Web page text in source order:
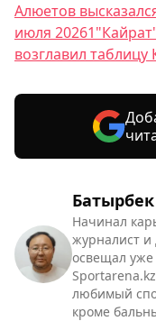
Начинал
журналист и
освещал
любимый
кроме
Алюетов
июля 20261
возглавил таблицу